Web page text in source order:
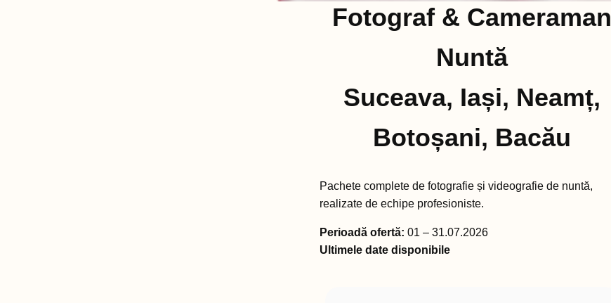
Fotograf & Cameraman
Nuntă
Suceava, Iași, Neamț,
Botoșani, Bacău
Pachete complete de fotografie și videografie de nuntă,
realizate de echipe profesioniste.
Perioadă ofertă: 01 – 31.07.2026
Ultimele date disponibile